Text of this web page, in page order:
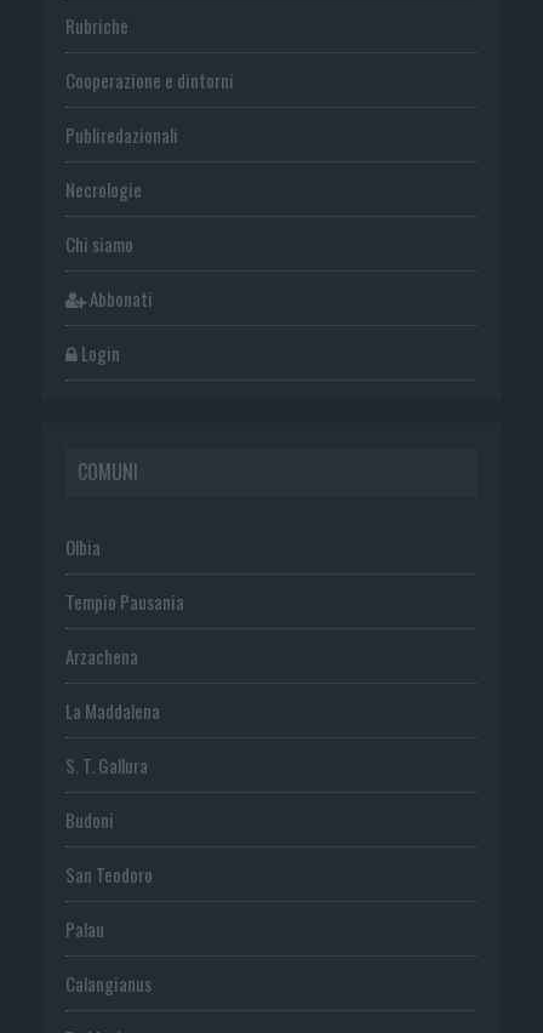
Rubriche
Cooperazione e dintorni
Publiredazionali
Necrologie
Chi siamo
Abbonati
Login
COMUNI
Olbia
Tempio Pausania
Arzachena
La Maddalena
S. T. Gallura
Budoni
San Teodoro
Palau
Calangianus